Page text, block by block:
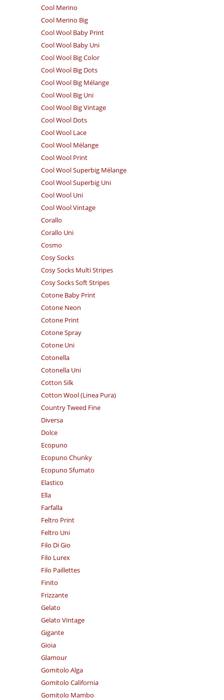
Cool Merino
Cool Merino Big
Cool Wool Baby Print
Cool Wool Baby Uni
Cool Wool Big Color
Cool Wool Big Dots
Cool Wool Big Mélange
Cool Wool Big Uni
Cool Wool Big Vintage
Cool Wool Dots
Cool Wool Lace
Cool Wool Mélange
Cool Wool Print
Cool Wool Superbig Mélange
Cool Wool Superbig Uni
Cool Wool Uni
Cool Wool Vintage
Corallo
Corallo Uni
Cosmo
Cosy Socks
Cosy Socks Multi Stripes
Cosy Socks Soft Stripes
Cotone Baby Print
Cotone Neon
Cotone Print
Cotone Spray
Cotone Uni
Cotonella
Cotonella Uni
Cotton Silk
Cotton Wool (Linea Pura)
Country Tweed Fine
Diversa
Dolce
Ecopuno
Ecopuno Chunky
Ecopuno Sfumato
Elastico
Ella
Farfalla
Feltro Print
Feltro Uni
Filo Di Gio
Filo Lurex
Filo Paillettes
Finito
Frizzante
Gelato
Gelato Vintage
Gigante
Gioia
Glamour
Gomitolo Alga
Gomitolo California
Gomitolo Mambo